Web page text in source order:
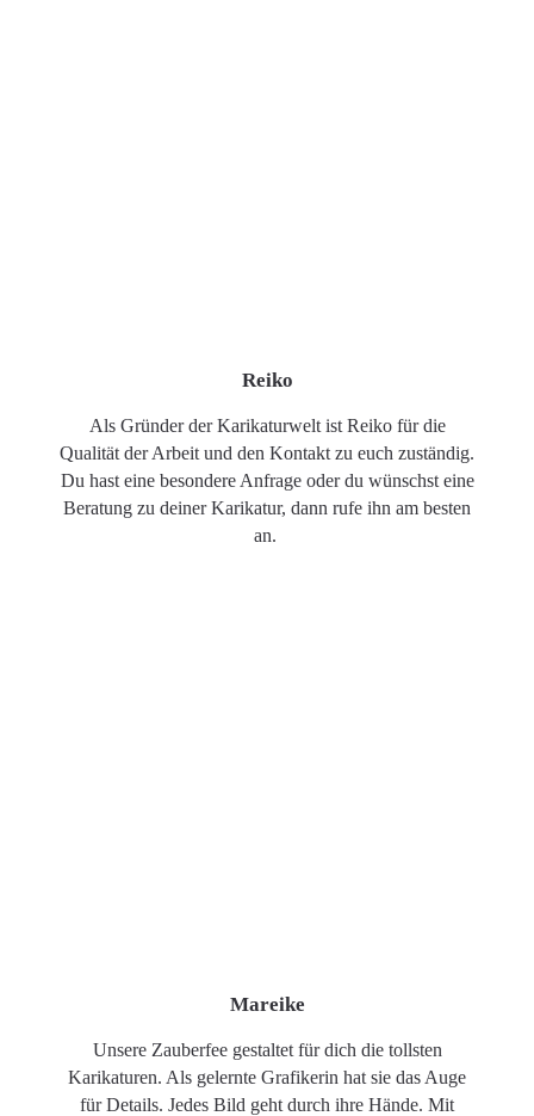
Reiko
Als Gründer der Karikaturwelt ist Reiko für die
Qualität der Arbeit und den Kontakt zu euch zuständig.
Du hast eine besondere Anfrage oder du wünschst eine
Beratung zu deiner Karikatur, dann rufe ihn am besten
an.
Mareike
Unsere Zauberfee gestaltet für dich die tollsten
Karikaturen. Als gelernte Grafikerin hat sie das Auge
für Details. Jedes Bild geht durch ihre Hände. Mit